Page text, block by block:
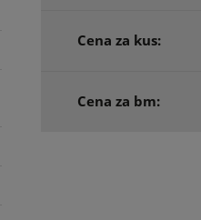
Cena za kus:
Cena za bm: